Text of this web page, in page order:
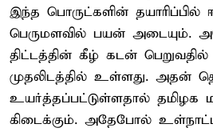
இந்த பொருட்களின் தயாரிப்பில்
பெருமளவில் பயன் அடையும்.
திட்டத்தின் கீழ் கடன் பெறுவதில்
முதலிடத்தில் உள்ளது. அதன்
உயர்த்தப்பட்டுள்ளதால் தமிழக
கிடைக்கும். அதேபோல்